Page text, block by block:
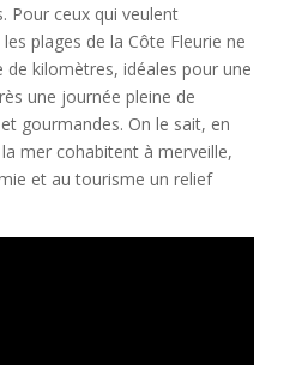
Pour ceux qui veulent
plages de la Côte Fleurie ne
de kilomètres, idéales pour une
une journée pleine de
gourmandes. On le sait, en
mer cohabitent à merveille,
et au tourisme un relief